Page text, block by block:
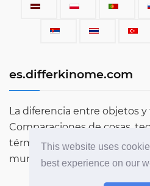
This website uses
best experience on our
es.differkinome.com
La diferencia entre objetos
Comparaciones de cosas,
términos, personas y todo
mundo.